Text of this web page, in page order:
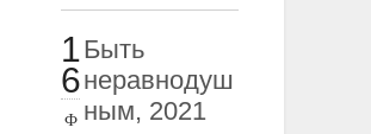
1
6
Ф
Быть
неравнодуш
ным, 2021